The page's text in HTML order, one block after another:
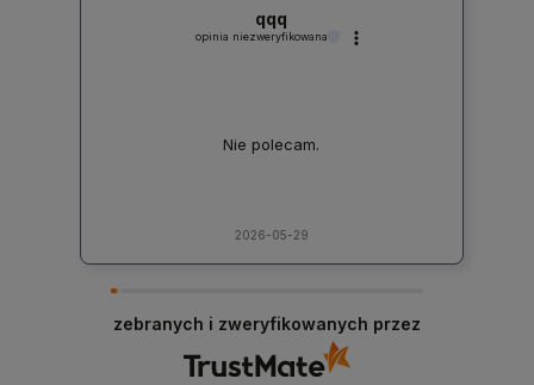
qqq
opinia niezweryfikowana
Nie polecam.
2026-05-29
zebranych i zweryfikowanych przez